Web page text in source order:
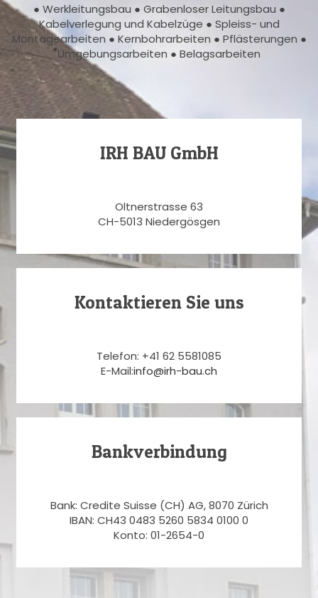
● Werkleitungsbau ● Grabenloser Leitungsbau ●
Kabelverlegung und Kabelzüge ● Spleiss- und
Montagearbeiten ● Kernbohrarbeiten ● Pflästerungen ●
Umgebungsarbeiten ● Belagsarbeiten
IRH BAU GmbH
Oltnerstrasse 63
CH-5013 Niedergösgen
Kontaktieren Sie uns
Telefon: +41 62 5581085
E-Mail:info@irh-bau.ch
Bankverbindung
Bank: Credite Suisse (CH) AG, 8070 Zürich
IBAN: CH43 0483 5260 5834 0100 0
Konto: 01-2654-0